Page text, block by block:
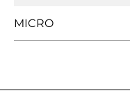
MICRO